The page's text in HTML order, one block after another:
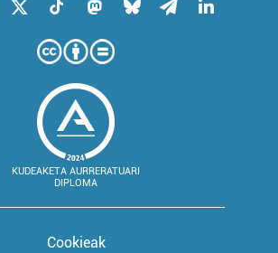
KUDEAKETA AURRERATUARI
DIPLOMA
Cookieak